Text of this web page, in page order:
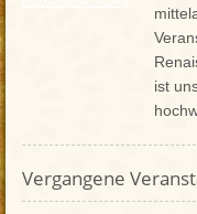
ist
Vergangene